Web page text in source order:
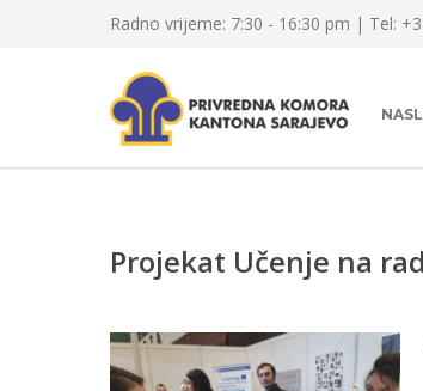
Radno vrijeme: 7:30 - 16:30 pm | Tel:
Projekat Učenje na